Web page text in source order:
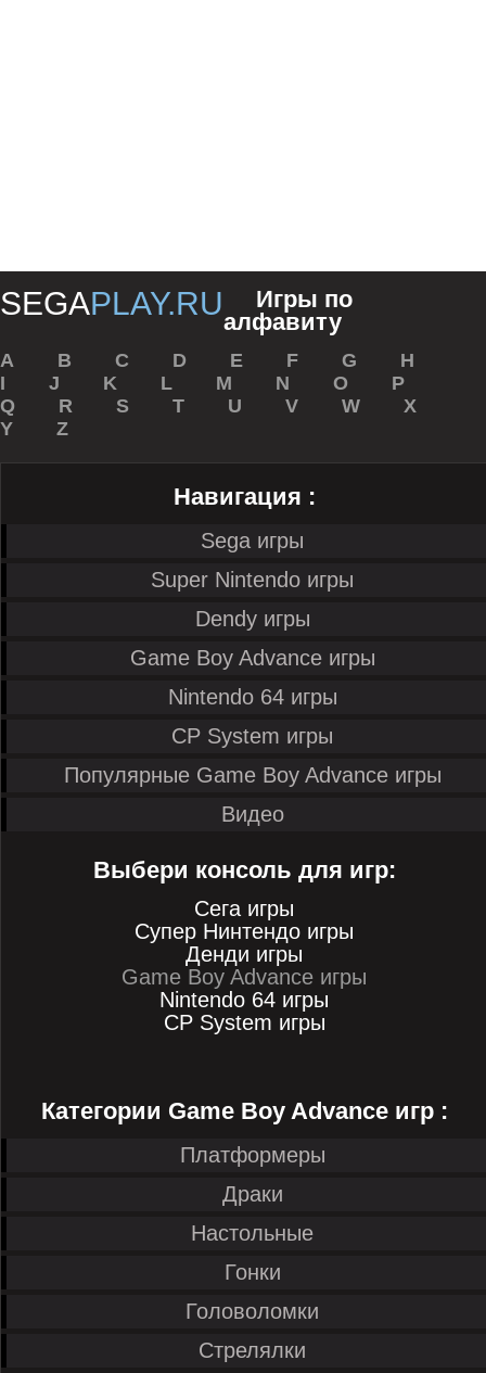
SEGAPLAY.RU
Игры по
алфавиту
A B C D E F G
H
I
J K L M N O
P
Q
R S T U V W
X
Y
Z
Навигация :
Sega игры
Super Nintendo игры
Dendy игры
Game Boy Advance игры
Nintendo 64 игры
CP System игры
Популярные Game Boy Advance игры
Видео
Выбери консоль для игр:
Сега игры
Супер Нинтендо игры
Денди игры
Game Boy Advance игры
Nintendo 64 игры
CP System игры
Категории Game Boy Advance игр :
Платформеры
Драки
Настольные
Гонки
Головоломки
Стрелялки